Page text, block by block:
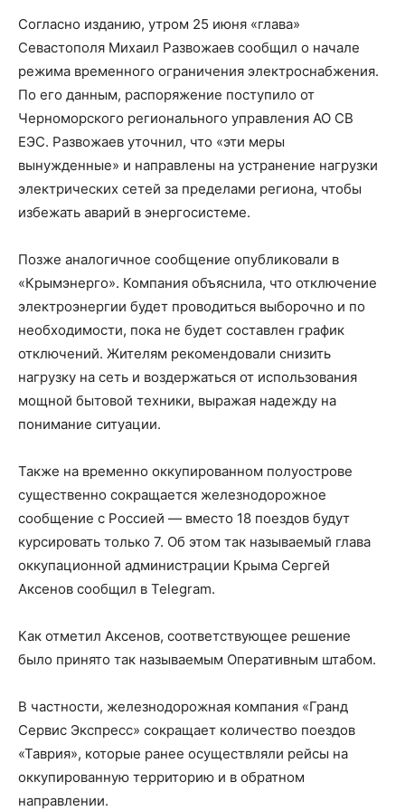
Согласно изданию, утром 25 июня «глава»
Севастополя Михаил Развожаев сообщил о начале
режима временного ограничения электроснабжения.
По его данным, распоряжение поступило от
Черноморского регионального управления АО СВ
ЕЭС. Развожаев уточнил, что «эти меры
вынужденные» и направлены на устранение нагрузки
электрических сетей за пределами региона, чтобы
избежать аварий в энергосистеме.
Позже аналогичное сообщение опубликовали в
«Крымэнерго». Компания объяснила, что отключение
электроэнергии будет проводиться выборочно и по
необходимости, пока не будет составлен график
отключений. Жителям рекомендовали снизить
нагрузку на сеть и воздержаться от использования
мощной бытовой техники, выражая надежду на
понимание ситуации.
Также на временно оккупированном полуострове
существенно сокращается железнодорожное
сообщение с Россией — вместо 18 поездов будут
курсировать только 7. Об этом так называемый глава
оккупационной администрации Крыма Сергей
Аксенов сообщил в Telegram.
Как отметил Аксенов, соответствующее решение
было принято так называемым Оперативным штабом.
В частности, железнодорожная компания «Гранд
Сервис Экспресс» сокращает количество поездов
«Таврия», которые ранее осуществляли рейсы на
оккупированную территорию и в обратном
направлении.